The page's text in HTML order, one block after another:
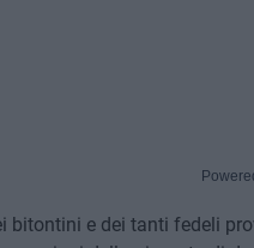
bitontini e dei tanti fedeli